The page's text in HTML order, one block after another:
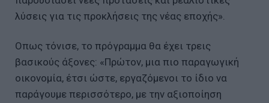
λύσεις για τις προκλήσεις της νέας εποχής».
Οπως τόνισε, το πρόγραμμα θα έχει τρεις
βασικούς άξονες: «Πρώτον, μια πιο παραγωγική
οικονομία, έτσι ώστε, εργαζόμενοι το ίδιο να
παράγουμε περισσότερο, με την αξιοποίηση